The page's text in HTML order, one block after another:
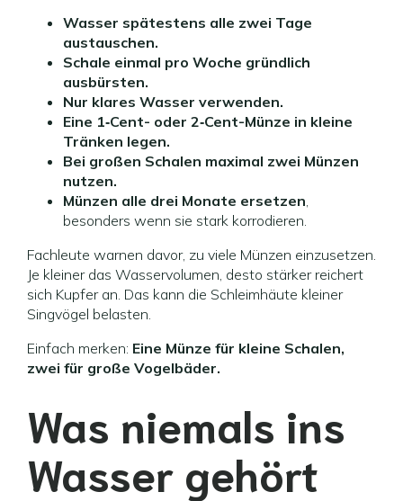
Wasser spätestens alle zwei Tage
austauschen.
Schale einmal pro Woche gründlich
ausbürsten.
Nur klares Wasser verwenden.
Eine 1‑Cent- oder 2‑Cent-Münze in kleine
Tränken legen.
Bei großen Schalen maximal zwei Münzen
nutzen.
Münzen alle drei Monate ersetzen,
besonders wenn sie stark korrodieren.
Fachleute warnen davor, zu viele Münzen einzusetzen.
Je kleiner das Wasservolumen, desto stärker reichert
sich Kupfer an. Das kann die Schleimhäute kleiner
Singvögel belasten.
Einfach merken: Eine Münze für kleine Schalen,
zwei für große Vogelbäder.
Was niemals ins
Wasser gehört